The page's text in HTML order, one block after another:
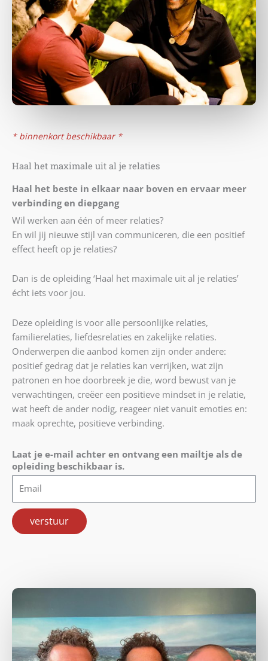
* binnenkort beschikbaar *
Haal het maximale uit al je relaties
Haal het beste in elkaar naar boven en ervaar meer
verbinding en diepgang
Wil werken aan één of meer relaties?
En wil jij nieuwe stijl van communiceren, die een positief
effect heeft op je relaties?
Dan is de opleiding ‘Haal het maximale uit al je relaties’
écht iets voor jou.
Deze opleiding is voor alle persoonlijke relaties,
familierelaties, liefdesrelaties en zakelijke relaties.
Onderwerpen die aanbod komen zijn onder andere:
positief gedrag dat je relaties kan verrijken, wat zijn
patronen en hoe doorbreek je die, word bewust van je
verwachtingen, creëer een positieve mindset in je relatie,
wat heeft de ander nodig, reageer niet vanuit emoties en:
maak oprechte, positieve verbinding.
Laat je e-mail achter en ontvang een mailtje als de
opleiding beschikbaar is.
verstuur